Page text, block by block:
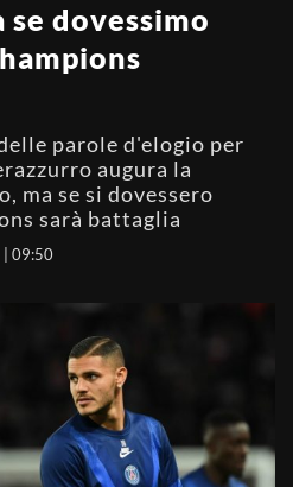
dovessimo
parole d'elogio per
augura la
ma se si dovessero
sarà battaglia
09:50